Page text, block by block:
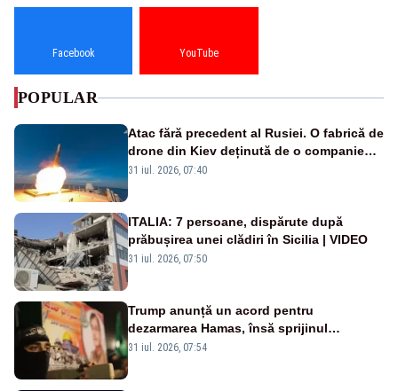
Facebook YouTube
POPULAR
Atac fără precedent al Rusiei. O fabrică de
drone din Kiev deținută de o companie
americană, distrusă de o rachetă
31 iul. 2026, 07:40
ITALIA: 7 persoane, dispărute după
prăbușirea unei clădiri în Sicilia | VIDEO
31 iul. 2026, 07:50
Trump anunță un acord pentru
dezarmarea Hamas, însă sprijinul
Israelului rămâne incert
31 iul. 2026, 07:54